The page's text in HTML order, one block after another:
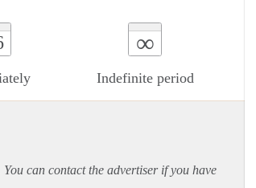
∞
Indefinite period
can contact the advertiser if you have